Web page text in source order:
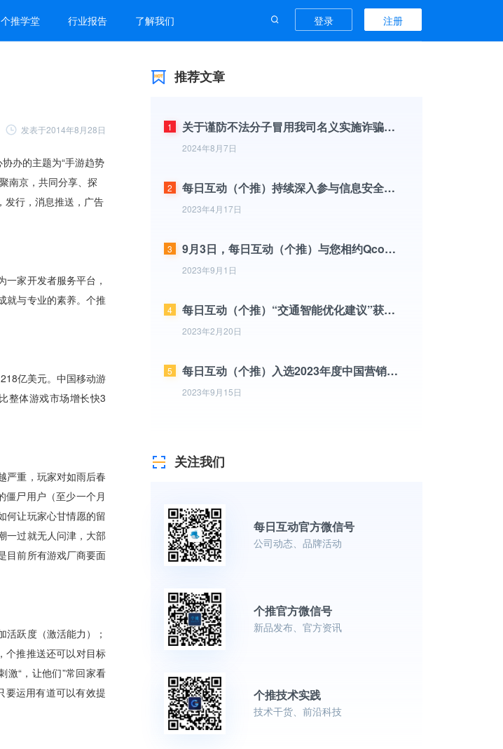
个推学堂 行业报告 了解我们 登录 注册
发表于2014年8月28日
推荐文章
1 关于谨防不法分子冒用我司名义实施诈骗行为的声明
2024年8月7日
2 每日互动（个推）持续深入参与信息安全标准化工作
2023年4月17日
3 9月3日，每日互动（个推）与您相约Qcon全球软件开发大会
2023年9月1日
4 每日互动（个推）“交通智能优化建议”获杭州市政协2022年度优秀提案
2023年2月20日
5 每日互动（个推）入选2023年度中国营销技术（MarTech）500强竞争力榜单
2023年9月15日
关注我们
每日互动官方微信号
公司动态、品牌活动
个推官方微信号
新品发布、官方资讯
个推技术实践
技术干货、前沿科技